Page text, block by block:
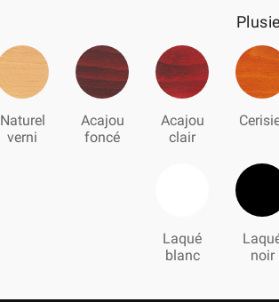
Naturel
verni
Acajou
foncé
Acajou
clair
Laqué
blanc
noir